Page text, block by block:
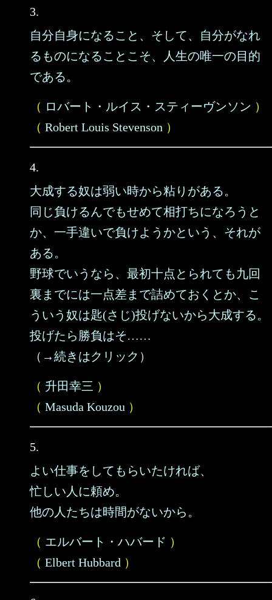
3.
自分自身になること、そして、自分がなれ
るものになることこそ、人生の唯一の目的
である。
（ ロバート・ルイス・スティーヴンソン ）
（ Robert Louis Stevenson ）
4.
大成する奴は弱い時から粘りがある。
同じ負けるんでもせめて相打ちになろうと
か、一手違いで負けようかという、それが
ある。
野球でいうなら、最初十点とられても九回
裏までには一点差まで詰めておくとか、こ
ういう奴は匙(さじ)投げないから大成する。
投げたら勝負はそ……
（→続きはクリック）
（ 升田幸三 ）
（ Masuda Kouzou ）
5.
よい仕事をしてもらいたければ、
忙しい人に頼め。
他の人たちは時間がないから。
（ エルバート・ハバード ）
（ Elbert Hubbard ）